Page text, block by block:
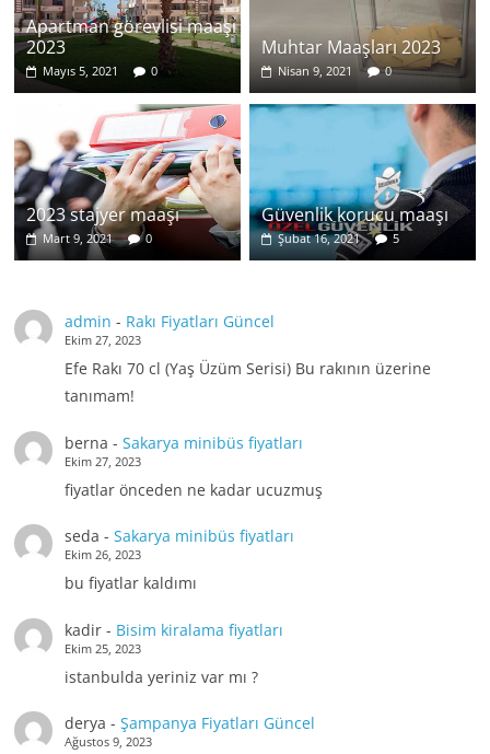
Apartman görevlisi maaşı
2023
Mayıs 5, 2021 0
Muhtar Maaşları 2023
Nisan 9, 2021 0
2023 stajyer maaşı
Mart 9, 2021 0
Güvenlik korucu maaşı
Şubat 16, 2021 5
admin - Rakı Fiyatları Güncel
Ekim 27, 2023
Efe Rakı 70 cl (Yaş Üzüm Serisi) Bu rakının üzerine
tanımam!
berna - Sakarya minibüs fiyatları
Ekim 27, 2023
fiyatlar önceden ne kadar ucuzmuş
seda - Sakarya minibüs fiyatları
Ekim 26, 2023
bu fiyatlar kaldımı
kadir- Bisim kiralama fiyatları
Ekim 25, 2023
istanbulda yeriniz var mı ?
derya - Şampanya Fiyatları Güncel
Ağustos 9, 2023